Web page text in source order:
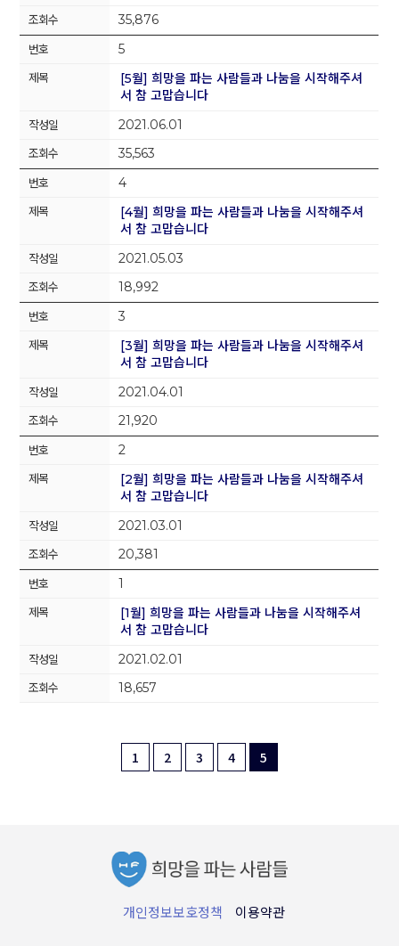
35,876
5
[5월] 희망을 파는 사람들과 나눔을 시작해주셔
서 참 고맙습니다
2021.06.01
35,563
4
[4월] 희망을 파는 사람들과 나눔을 시작해주셔
서 참 고맙습니다
2021.05.03
18,992
3
[3월] 희망을 파는 사람들과 나눔을 시작해주셔
서 참 고맙습니다
2021.04.01
21,920
2
[2월] 희망을 파는 사람들과 나눔을 시작해주셔
서 참 고맙습니다
2021.03.01
20,381
1
[1월] 희망을 파는 사람들과 나눔을 시작해주셔
서 참 고맙습니다
2021.02.01
18,657
1 2 3 4 5
개인정보보호정책 이용약관